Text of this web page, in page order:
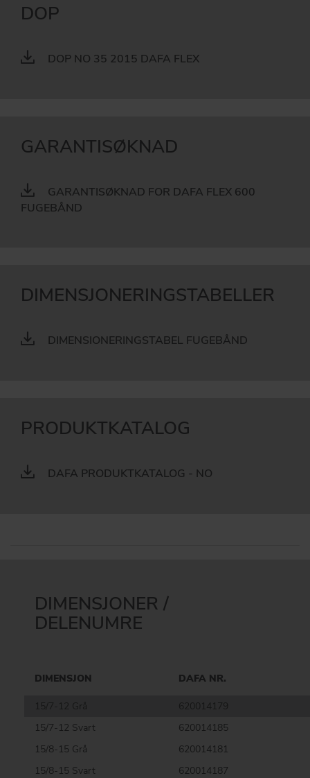
DOP
DOP NO 35 2015 DAFA FLEX
GARANTISØKNAD
GARANTISØKNAD FOR DAFA FLEX 600
FUGEBÅND
DIMENSJONERINGSTABELLER
DIMENSIONERINGSTABEL FUGEBÅND
PRODUKTKATALOG
DAFA PRODUKTKATALOG - NO
DIMENSJONER /
DELENUMRE
DIMENSJON DAFA NR.
15/7-12 Svart
620014185
15/8-15 Grå
620014181
15/8-15 Svart
620014187